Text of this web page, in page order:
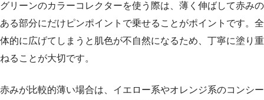
グリーンのカラーコレクターを使う際は、薄く伸ばして赤みの
ある部分にだけピンポイントで乗せることがポイントです。全
体的に広げてしまうと肌色が不自然になるため、丁寧に塗り重
ねることが大切です。
赤みが比較的薄い場合は、イエロー系やオレンジ系のコンシー